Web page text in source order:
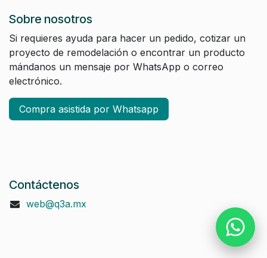
Sobre nosotros
Si requieres ayuda para hacer un pedido, cotizar un
proyecto de remodelación o encontrar un producto
mándanos un mensaje por WhatsApp o correo
electrónico.
Compra asistida por Whatsapp
Contáctenos
web@q3a.mx